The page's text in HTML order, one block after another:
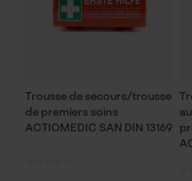
Trousse de secours/trousse
de premiers soins
ACTIOMEDIC SAN DIN 13169